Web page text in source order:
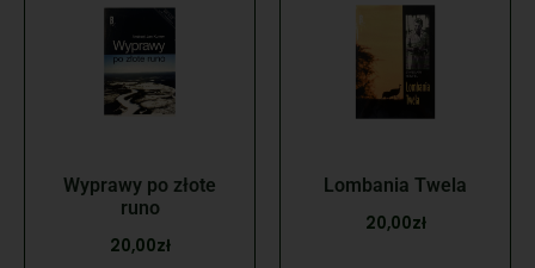
Wyprawy po złote
runo
20,00zł
Lombania Twela
20,00zł